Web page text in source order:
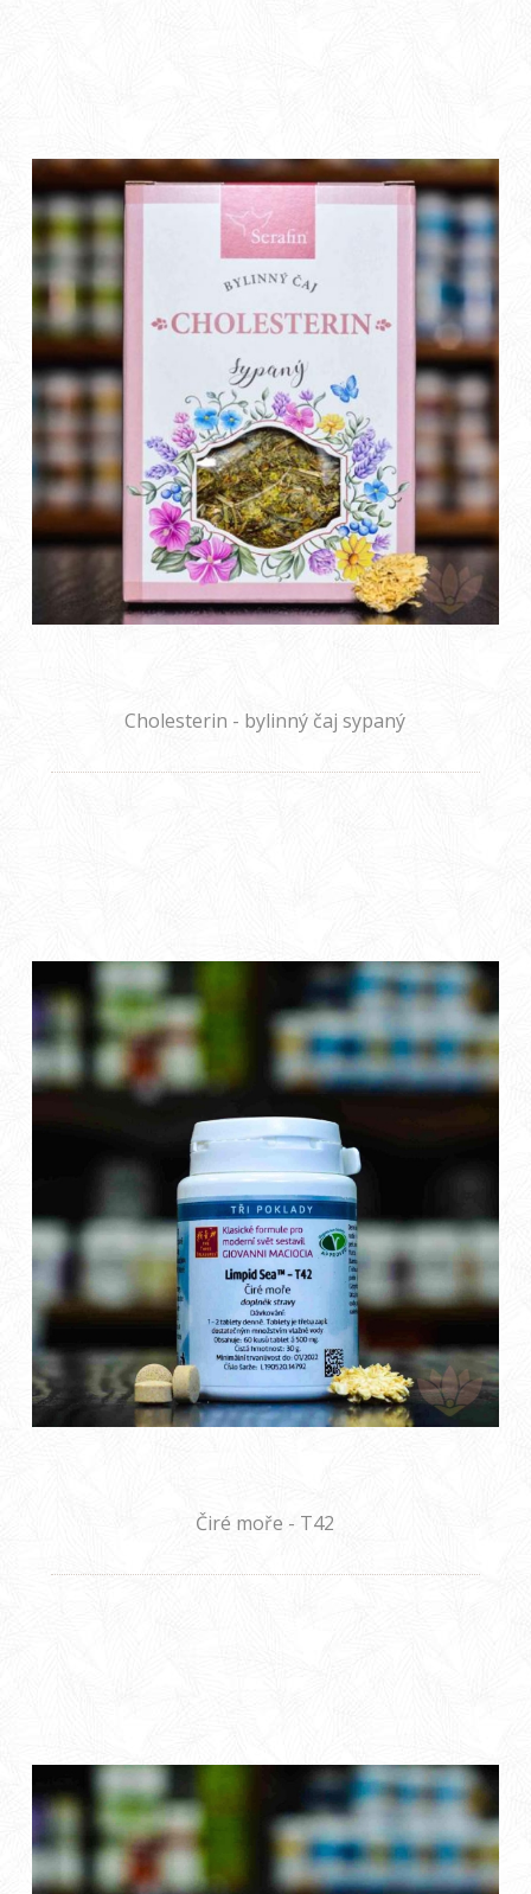
Cholesterin - bylinný čaj sypaný
Čiré moře - T42